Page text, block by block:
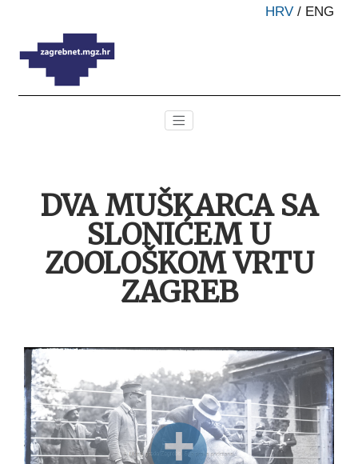
HRV / ENG
DVA MUŠKARCA SA
SLONIĆEM U
ZOOLOŠKOM VRTU
ZAGREB